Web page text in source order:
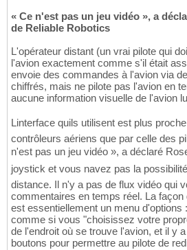
« Ce n'est pas un jeu vidéo », a
de Reliable Robotics
L'opérateur distant (un vrai pilote qui
l'avion exactement comme s'il était
envoie des commandes à l'avion via
chiffrés, mais ne pilote pas l'avion en
aucune information visuelle de l'avion
Linterface quils utilisent est plus
contrôleurs aériens que par celle des
n'est pas un jeu vidéo », a déclaré
joystick et vous navez pas la
distance. Il n'y a pas de flux vidéo qui
commentaires en temps réel. La
est essentiellement un menu
comme si vous "choisissez votre
de l'endroit où se trouve l'avion, et il y
boutons pour permettre au pilote de